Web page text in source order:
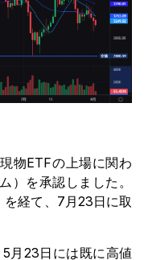
物ETFの上場に関わ
）を承認しました。
経て、7月23日に取
月23日には既に高値